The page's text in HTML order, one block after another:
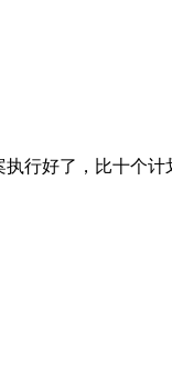
行好了，比十个计